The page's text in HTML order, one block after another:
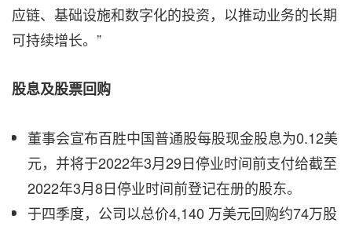
应链、基础设施和数字化的投资，以推动业务的长期
可持续增长。”
股息及股票回购
董事会宣布百胜中国普通股每股现金股息为0.12美
元，并将于2022年3月29日停业时间前支付给截至
2022年3月8日停业时间前登记在册的股东。
于四季度，公司以总价4,140 万美元回购约74万股